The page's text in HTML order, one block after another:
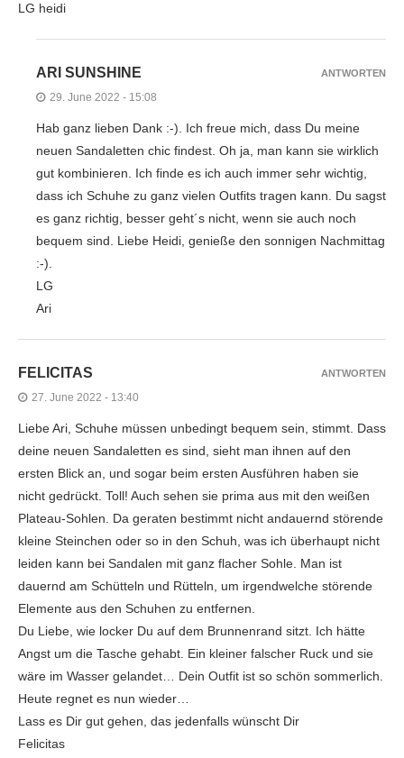
LG heidi
ARI SUNSHINE
29. June 2022 - 15:08
Hab ganz lieben Dank :-). Ich freue mich, dass Du meine
neuen Sandaletten chic findest. Oh ja, man kann sie wirklich
gut kombinieren. Ich finde es ich auch immer sehr wichtig,
dass ich Schuhe zu ganz vielen Outfits tragen kann. Du sagst
es ganz richtig, besser geht´s nicht, wenn sie auch noch
bequem sind. Liebe Heidi, genieße den sonnigen Nachmittag
:-).
LG
Ari
ANTWORTEN
FELICITAS
27. June 2022 - 13:40
Liebe Ari, Schuhe müssen unbedingt bequem sein, stimmt. Dass
deine neuen Sandaletten es sind, sieht man ihnen auf den
ersten Blick an, und sogar beim ersten Ausführen haben sie
nicht gedrückt. Toll! Auch sehen sie prima aus mit den weißen
Plateau-Sohlen. Da geraten bestimmt nicht andauernd störende
kleine Steinchen oder so in den Schuh, was ich überhaupt nicht
leiden kann bei Sandalen mit ganz flacher Sohle. Man ist
dauernd am Schütteln und Rütteln, um irgendwelche störende
Elemente aus den Schuhen zu entfernen.
Du Liebe, wie locker Du auf dem Brunnenrand sitzt. Ich hätte
Angst um die Tasche gehabt. Ein kleiner falscher Ruck und sie
wäre im Wasser gelandet… Dein Outfit ist so schön sommerlich.
Heute regnet es nun wieder…
Lass es Dir gut gehen, das jedenfalls wünscht Dir
Felicitas
ANTWORTEN